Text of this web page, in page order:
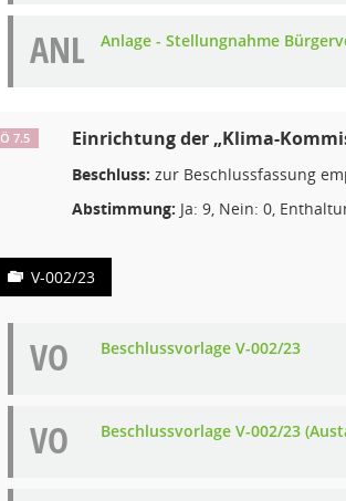
ANL Anlage - Stellungnahme
Ö 7.5 Einrichtung der „Klima-
Beschluss: zur Beschlussfassung
Abstimmung: Ja: 9, Nein: 0,
V-002/23
VO Beschlussvorlage V-002/23
VO Beschlussvorlage V-002/23